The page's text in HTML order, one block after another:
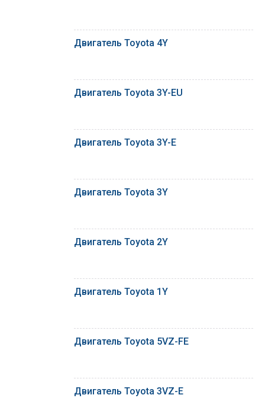
Двигатель Toyota 4Y
Двигатель Toyota 3Y-EU
Двигатель Toyota 3Y-E
Двигатель Toyota 3Y
Двигатель Toyota 2Y
Двигатель Toyota 1Y
Двигатель Toyota 5VZ-FE
Двигатель Toyota 3VZ-E